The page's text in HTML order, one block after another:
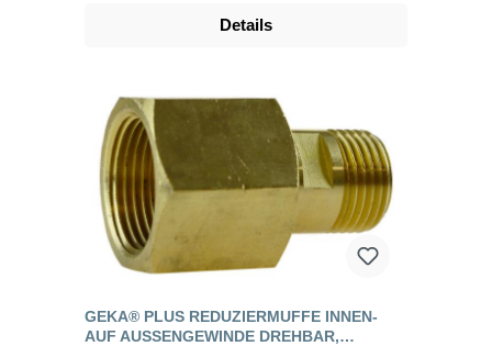
Details
GEKA® PLUS REDUZIERMUFFE INNEN-
AUF AUSSENGEWINDE DREHBAR, M